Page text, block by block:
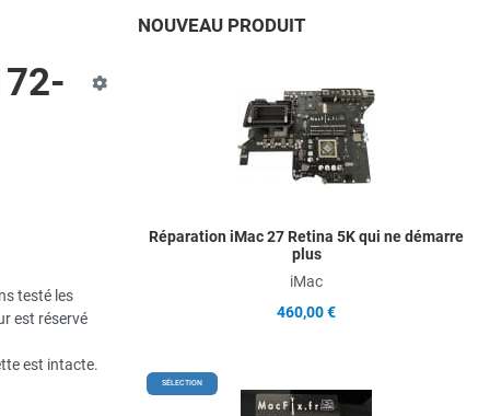
testé les
est réservé
est intacte.
NOUVEAU PRODUIT
Réparation iMac 27 Retina 5K qui ne démarre
plus
iMac
460,00 €
SÉLECTION